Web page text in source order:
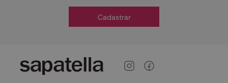
Cadastrar